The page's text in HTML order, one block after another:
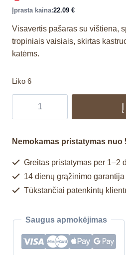
Įprasta kaina:22.09 €
Visavertis pašaras su vištiena,
tropiniais vaisiais, skirtas
katėms.
Liko 6
Nemokamas pristatymas nuo
Greitas pristatymas per 1–2
14 dienų grąžinimo garantija
Tūkstančiai patenkintų
Saugus apmokėjimas